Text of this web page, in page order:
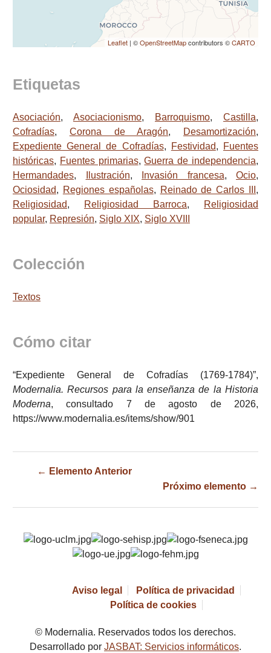
Leaflet | ©OpenStreetMapcontributors ©CARTO
Etiquetas
Asociación, Asociacionismo, Barroquismo, Castilla,
Cofradías, Corona de Aragón, Desamortización,
Expediente General de Cofradías, Festividad,
Fuentes
históricas, Fuentes primarias,Guerra de independencia,
Hermandades, Ilustración, Invasión francesa, Ocio,
Ociosidad, Regiones españolas, Reinado de Carlos III ,
Religiosidad, Religiosidad Barroca,
Religiosidad
popular, Represión, Siglo XIX, Siglo XVIII
Colección
Textos
Cómo citar
“Expediente General de Cofradías (1769-1784)”,
Modernalia. Recursos para la enseñanza de la Historia
Moderna, consultado 7 de agosto de 2026,
https://www.modernalia.es/items/show/901
← Elemento Anterior
Próximo elemento →
Aviso legal
Política de privacidad
Política de cookies
© Modernalia. Reservados todos los derechos.
Desarrollado por JASBAT: Servicios informáticos.